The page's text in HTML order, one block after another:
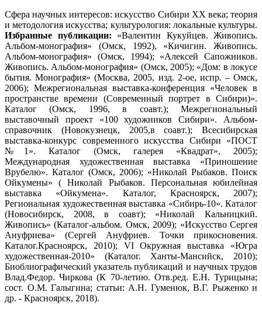
Сфера научных интересов: искусство Сибири ХХ века; теория
и методология искусства; культурология: локальные культуры.
Избранные публикации: «Валентин Кукуйцев. Живопись.
Альбом-монография» (Омск, 1992), «Кичигин. Живопись.
Альбом-монография» (Омск, 1994); «Алексей Сапожников.
Живопись. Альбом-монография» (Омск, 2005); «Дом: в локусе
бытия. Монография» (Москва, 2005, изд. 2-ое, испр. – Омск,
2006); Межрегиональная выставка-конференция «Человек в
пространстве времени (Современный портрет в Сибири)».
Каталог (Омск, 1996, в соавт.); Межрегиональный
выставочный проект «100 художников Сибири». Альбом-
справочник (Новокузнецк, 2005,в соавт.); Всесибирская
выставка-конкурс современного искусства Сибири «ПОСТ
№1». Каталог (Омск, галерея «Квадрат», 2005);
Международная художественная выставка «Приношение
Врубелю». Каталог (Омск, 2006); «Николай Рыбаков. Поиск
Ойкумены» ( Николай Рыбаков. Персональная юбилейная
выставка «Ойкумена». Каталог, Красноярск, 2007);
Региональная художественная выставка «Сибирь-10». Каталог
(Новосибирск, 2008, в соавт); «Николай Кальницкий.
Живопись» (Каталог-альбом. Омск, 2009); «Искусство Сергея
Ануфриева» (Сергей Ануфриев. Точки прикосновения.
Каталог.Красноярск, 2010); VI Окружная выставка «Югра
художественная-2010» (Каталог. Ханты-Мансийск, 2010);
Биоблиографический указатель публикаций и научных трудов
Влад.Федор. Чиркова (К 70-летию. Отв.ред. Е.Н. Турицына;
сост. О.М. Галыгина; статьи: А.Н. Гуменюк, В.Г. Рыженко и
др. - Красноярск, 2018).